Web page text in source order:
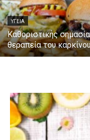
ΥΓΕΙΑ
Καθοριστικής
θεραπεία του